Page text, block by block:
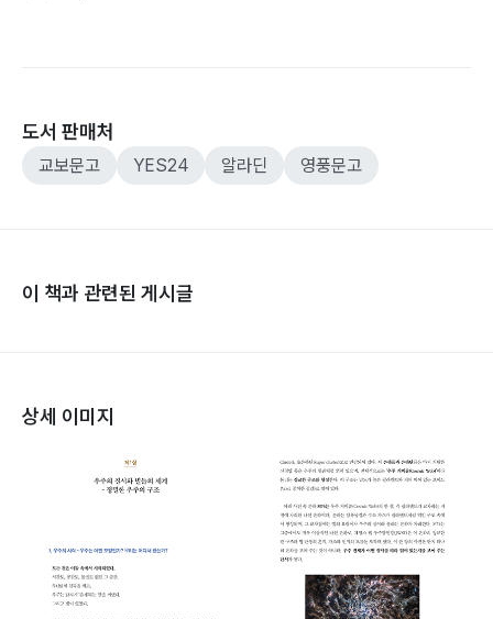
도서 판매처
교보문고 YES24 알라딘 영풍문고
이 책과 관련된 게시글
상세 이미지